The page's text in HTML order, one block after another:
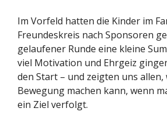
Im Vorfeld hatten die Kinder im
Freundeskreis nach Sponsoren
gelaufener Runde eine kleine
viel Motivation und Ehrgeiz
den Start – und zeigten uns allen,
Bewegung machen kann, wenn
ein Ziel verfolgt.